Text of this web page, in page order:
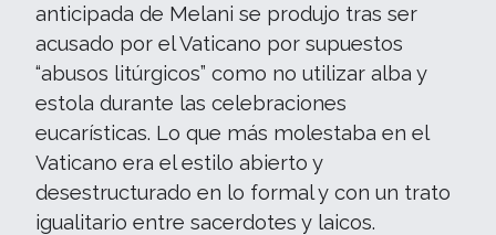
anticipada de Melani se produjo tras ser
acusado por el Vaticano por supuestos
“abusos litúrgicos” como no utilizar alba y
estola durante las celebraciones
eucarísticas. Lo que más molestaba en el
Vaticano era el estilo abierto y
desestructurado en lo formal y con un trato
igualitario entre sacerdotes y laicos.